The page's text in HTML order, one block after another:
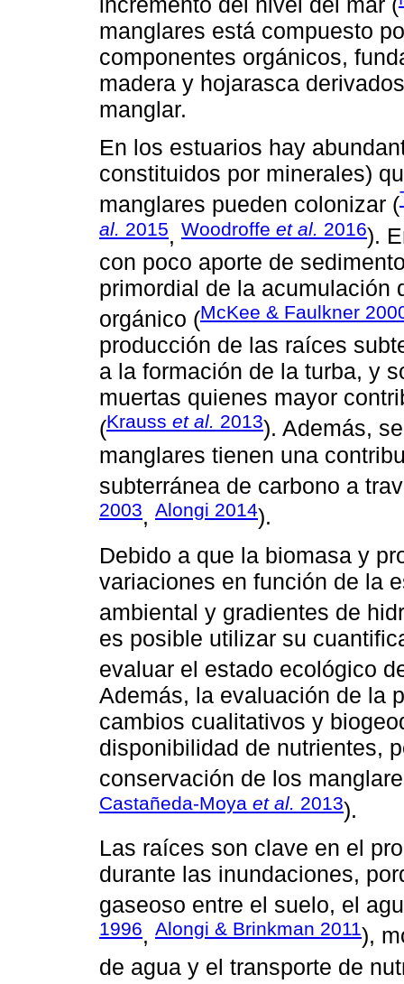
manglares está compuesto
componentes orgánicos,
madera y hojarasca
manglar.
En los estuarios hay
constituidos por minerales)
manglares pueden colonizar (
al. 2015, Woodroffe et al. 2016).
con poco aporte de
primordial de la acumulación
orgánico (McKee & Faulkner
producción de las raíces
a la formación de la turba, y
muertas quienes mayor
(Krauss et al. 2013). Además,
manglares tienen una
subterránea de carbono a
2003, Alongi 2014).
Debido a que la biomasa y
variaciones en función de la
ambiental y gradientes de
es posible utilizar su
evaluar el estado ecológico
Además, la evaluación de la
cambios cualitativos y
disponibilidad de nutrientes,
conservación de los
Castañeda-Moya et al. 2013).
Las raíces son clave en el
durante las inundaciones,
gaseoso entre el suelo, el
1996, Alongi & Brinkman 2011),
de agua y el transporte de